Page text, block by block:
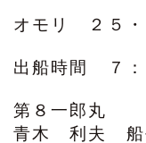
オモリ ２５・
出船時間 ７：
第８一郎丸
青木 利夫 船